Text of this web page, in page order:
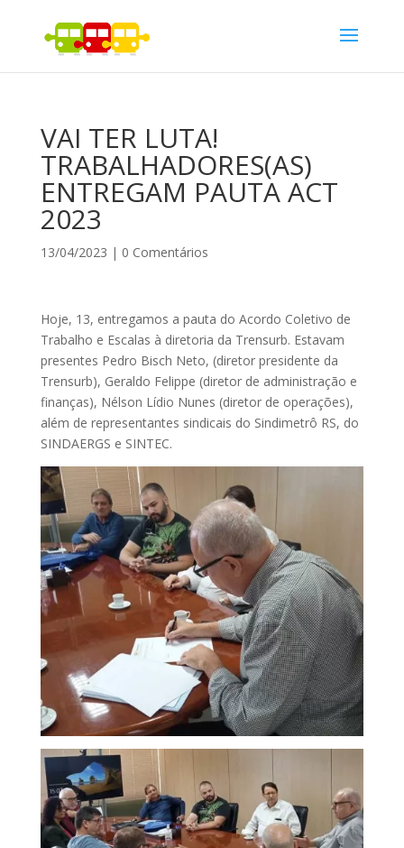
VAI TER LUTA!
TRABALHADORES(AS)
ENTREGAM PAUTA ACT
2023
13/04/2023 | 0 Comentários
Hoje, 13, entregamos a pauta do Acordo Coletivo de
Trabalho e Escalas à diretoria da Trensurb. Estavam
presentes Pedro Bisch Neto, (diretor presidente da
Trensurb), Geraldo Felippe (diretor de administração e
finanças), Nélson Lídio Nunes (diretor de operações),
além de representantes sindicais do Sindimetrô RS, do
SINDAERGS e SINTEC.